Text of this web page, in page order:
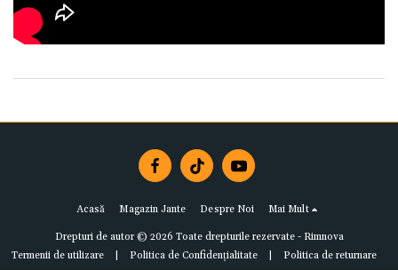
Acasă Magazin Jante Despre Noi Mai Mult
Drepturi de autor © 2026 Toate drepturile rezervate - Rimnova
Termenii de utilizare| Politica de Confidențialitate| Politica de returnare